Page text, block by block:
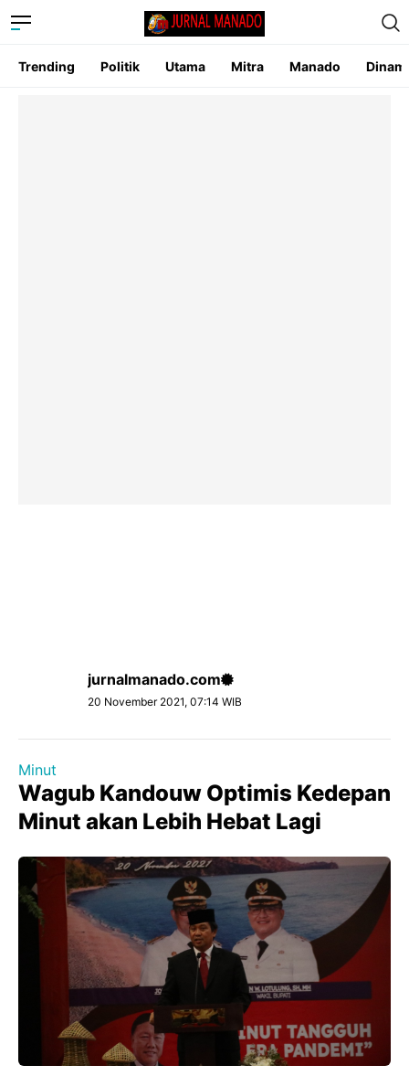
Trending Politik Utama Mitra Manado
jurnalmanado.com
20 November 2021, 07:14 WIB
Minut
Wagub Kandouw Optimis Kedepan
Minut akan Lebih Hebat Lagi